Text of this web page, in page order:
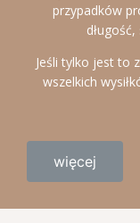
przypadków
Jeśli tylko jest to
wszelkich
więcej